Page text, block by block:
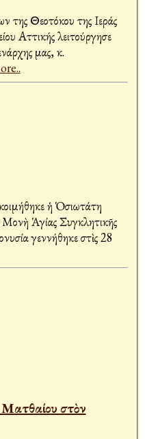
Αττικής λειτούργησε
μας, κ.
Ἁγίας Συγκλητικῆς
γεννήθηκε στὶς 28
στὸν